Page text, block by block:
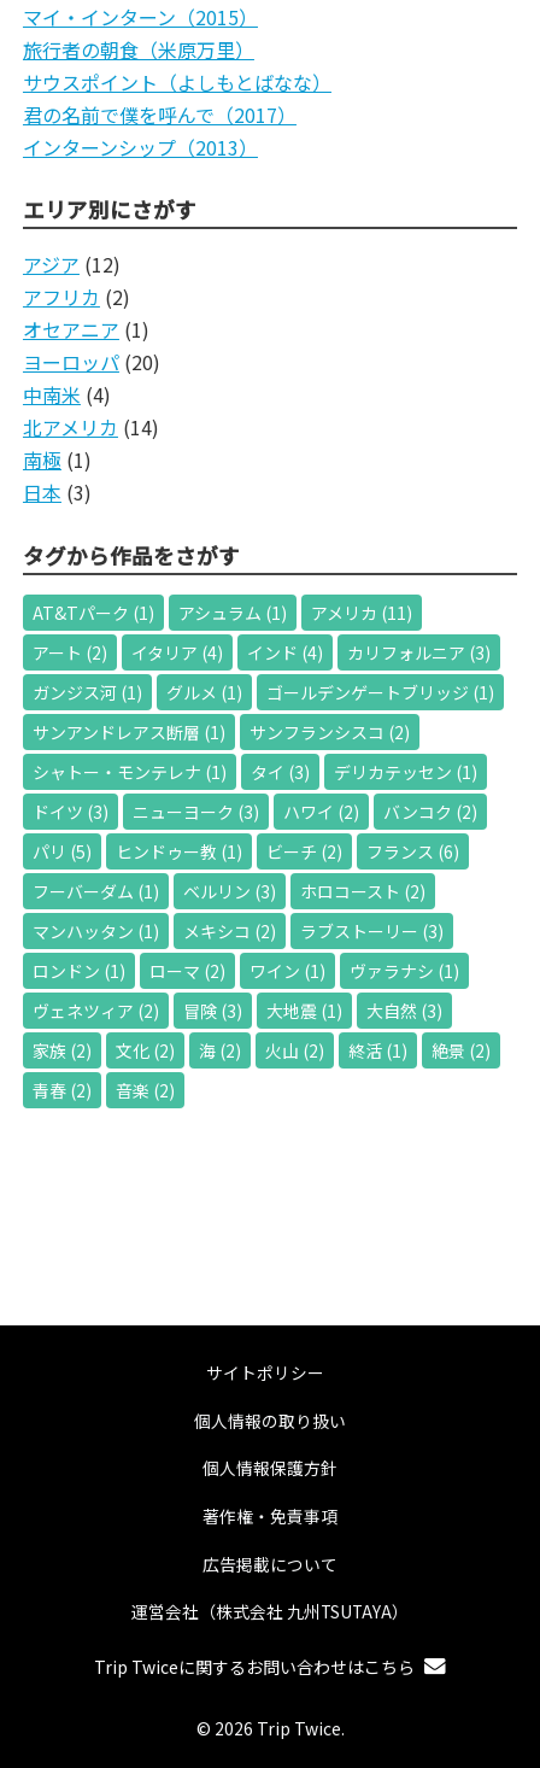
マイ・インターン（2015）
旅行者の朝食（米原万里）
サウスポイント（よしもとばなな）
君の名前で僕を呼んで（2017）
インターンシップ（2013）
エリア別にさがす
アジア (12)
アフリカ (2)
オセアニア (1)
ヨーロッパ(20)
中南米 (4)
北アメリカ (14)
南極 (1)
日本 (3)
タグから作品をさがす
AT&Tパーク (1) アシュラム (1) アメリカ (11)
アート (2) イタリア (4) インド (4) カリフォルニア (3)
ガンジス河(1) グルメ (1) ゴールデンゲートブリッジ (1)
サンアンドレアス断層 (1) サンフランシスコ (2)
シャトー・モンテレナ (1) タイ (3) デリカテッセン (1)
ドイツ (3) ニューヨーク (3) ハワイ (2) バンコク (2)
パリ (5) ヒンドゥー教 (1) ビーチ (2) フランス (6)
フーバーダム (1) ベルリン (3) ホロコースト (2)
マンハッタン (1) メキシコ (2) ラブストーリー (3)
ロンドン (1) ローマ (2) ワイン (1) ヴァラナシ (1)
ヴェネツィア (2) 冒険(3) 大地震(1) 大自然 (3)
家族 (2) 文化(2) 海(2) 火山 (2) 終活(1) 絶景 (2)
青春(2) 音楽 (2)
サイトポリシー
個人情報の取り扱い
個人情報保護方針
著作権・免責事項
広告掲載について
運営会社（株式会社 九州TSUTAYA）
Trip Twiceに関するお問い合わせはこちら
© 2026 Trip Twice.